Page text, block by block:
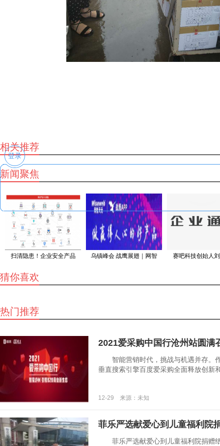
相关推荐
新闻聚焦
扫清隐患！企业安全产品 乌镇峰会 战鹰展翅｜网智 赛吧科技创始人
猜你喜欢
热门推荐
2021爱采购中国行沧州站圆满
智能营销时代，挑战与机遇并存。
垂直搜索引擎百度爱采购全面释放创新
12-29 来源：未知
菲乐严选献爱心到儿童福利院
菲乐严选献爱心到儿童福利院捐赠
登录